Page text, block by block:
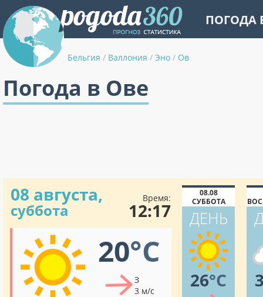
ПОГОДА
Бельгия / Валлония / Эно / Ов
Погода в Ове
08 августа,
суббота
Время:
12:17
20°C
З
3 м/с
08.08
СУББОТА
ДЕНЬ
26°C